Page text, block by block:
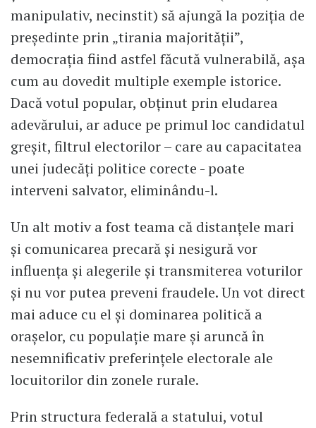
manipulativ, necinstit) să ajungă la poziţia de
preşedinte prin „tirania majorităţii”,
democraţia fiind astfel făcută vulnerabilă, aşa
cum au dovedit multiple exemple istorice.
Dacă votul popular, obţinut prin eludarea
adevărului, ar aduce pe primul loc candidatul
greşit, filtrul electorilor – care au capacitatea
unei judecăţi politice corecte - poate
interveni salvator, eliminându-l.
Un alt motiv a fost teama că distanţele mari
şi comunicarea precară şi nesigură vor
influenţa şi alegerile şi transmiterea voturilor
şi nu vor putea preveni fraudele. Un vot direct
mai aduce cu el şi dominarea politică a
oraşelor, cu populaţie mare şi aruncă în
nesemnificativ preferinţele electorale ale
locuitorilor din zonele rurale.
Prin structura federală a statului, votul